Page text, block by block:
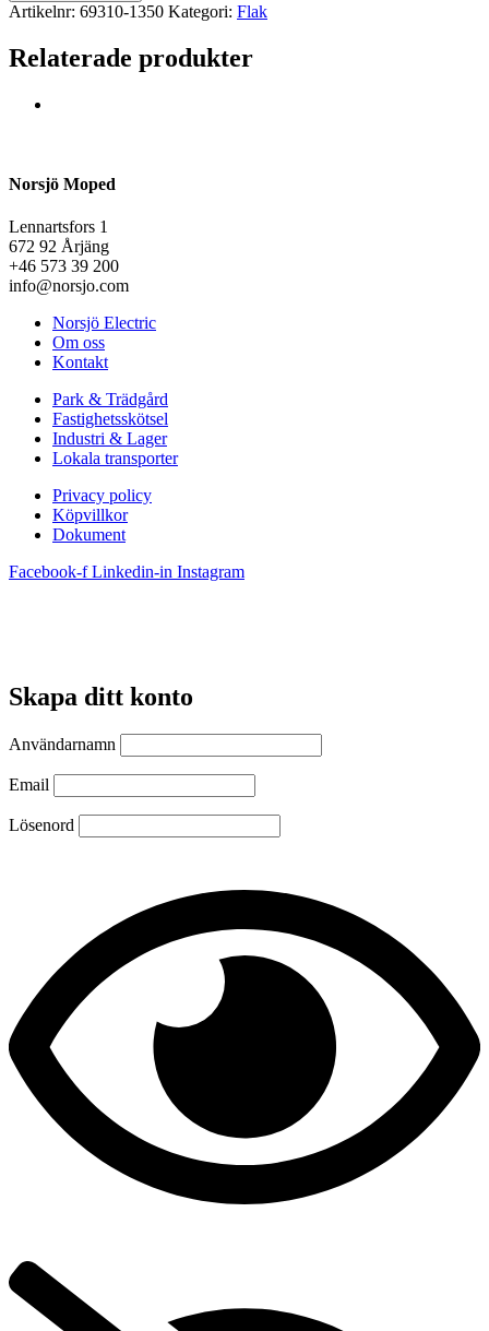
Artikelnr: 69310-1350 Kategori: Flak
Relaterade produkter
Norsjö Moped
Lennartsfors 1
672 92 Årjäng
+46 573 39 200
info@norsjo.com
Norsjö Electric
Om oss
Kontakt
Park & Trädgård
Fastighetsskötsel
Industri & Lager
Lokala transporter
Privacy policy
Köpvillkor
Dokument
Facebook-f Linkedin-in Instagram
Skapa ditt konto
Användarnamn
Email
Lösenord